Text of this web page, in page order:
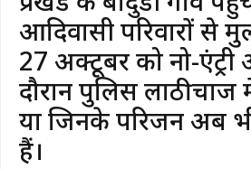
आदिवासी परिवारों से
27 अक्टूबर को नो-
दौरान पुलिस
या जिनके परिजन अब
हैं।